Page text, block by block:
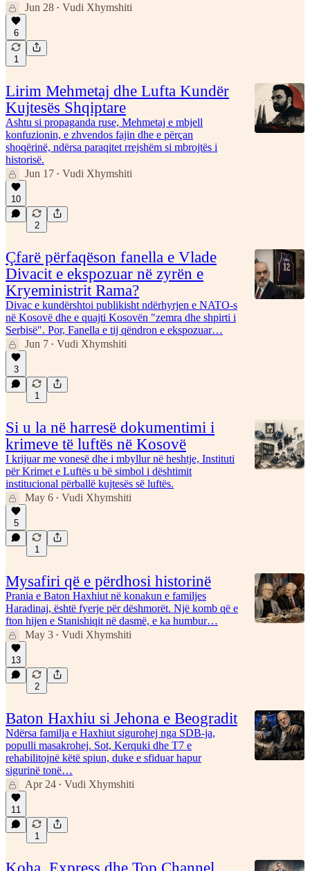
Jun 28 • Vudi Xhymshiti
6
1
Lirim Mehmetaj dhe Lufta Kundër
Kujtesës Shqiptare
Ashtu si propaganda ruse, Mehmetaj e mbjell
konfuzionin, e zhvendos fajin dhe e përçan
shoqërinë, ndërsa paraqitet rrejshëm si mbrojtës i
historisë.
Jun 17 • Vudi Xhymshiti
10
2
Çfarë përfaqëson fanella e Vlade
Divacit e ekspozuar në zyrën e
Kryeministrit Rama?
Divac e kundërshtoi publikisht ndërhyrjen e NATO-s
në Kosovë dhe e quajti Kosovën "zemra dhe shpirti i
Serbisë". Por, Fanella e tij qëndron e ekspozuar…
Jun 7 • Vudi Xhymshiti
3
1
Si u la në harresë dokumentimi i
krimeve të luftës në Kosovë
I krijuar me vonesë dhe i mbyllur në heshtje, Instituti
për Krimet e Luftës u bë simbol i dështimit
institucional përballë kujtesës së luftës.
May 6 • Vudi Xhymshiti
5
1
Mysafiri që e përdhosi historinë
Prania e Baton Haxhiut në konakun e familjes
Haradinaj, është fyerje për dëshmorët. Një komb që e
fton hijen e Stanishiqit në dasmë, e ka humbur…
May 3 • Vudi Xhymshiti
13
2
Baton Haxhiu si Jehona e Beogradit
Ndërsa familja e Haxhiut sigurohej nga SDB-ja,
populli masakrohej. Sot, Kerquki dhe T7 e
rehabilitojnë këtë spiun, duke e sfiduar hapur
sigurinë tonë…
Apr 24 • Vudi Xhymshiti
11
1